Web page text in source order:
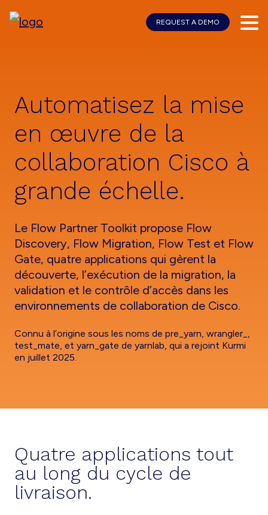
Automatisez la mise
en œuvre de la
collaboration Cisco à
grande échelle.
Le Flow Partner Toolkit propose Flow
Discovery, Flow Migration, Flow Test et Flow
Gate, quatre applications qui gèrent la
découverte, l’exécution de la migration, la
validation et le contrôle d’accès dans les
environnements de collaboration de Cisco.
Connu à l’origine sous les noms de pre_yarn, wrangler_,
test_mate, et yarn_gate de yarnlab, qui a rejoint Kurmi
en juillet 2025.
Quatre applications tout
au long du cycle de
livraison.
REQUEST A DEMO